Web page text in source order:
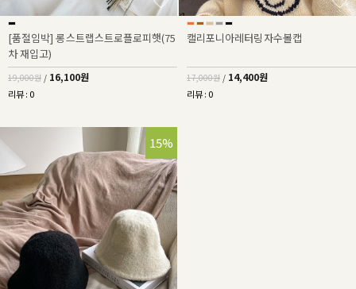
[품절임박] 롱스트랩스트로플로피햇(75
차 재입고)
19,000원 / 16,100원
리뷰 : 0
캘리포니아레터링자수볼캡
17,000원 / 14,400원
리뷰 : 0
15%